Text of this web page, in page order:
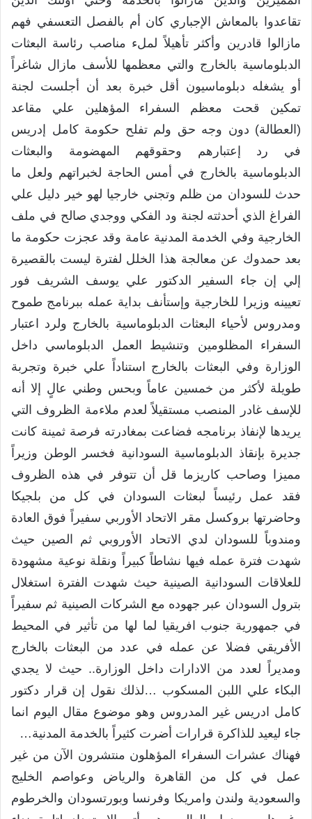
تقاعدوا بالمعاش الإجباري كان أم بالفصل التعسفي فهم
مازالوا قادرين وأكثر تأهيلاً لملء مناصب رئاسة البعثات
الدبلوماسية بالخارج والتي معظمها للأسف مازال شاغراً
أو يشغله دبلوماسيون أقل خبرة بعد أن أجلست لجنة
تمكين قحت معظم السفراء المؤهلين علي مقاعد
(العطالة) دون وجه حق ولم تفلح حكومة كامل إدريس
في رد إعتبارهم وحقوقهم المهضومة والبعثات
الدبلوماسية بالخارج في أمس الحاجة لخبراتهم ولعل ما
حدث للسودان من ظلم وتجني خارجيا لهو خير دليل علي
الفراغ الذي أحدثته لجنة ود الفكي ووجدي صالح في ملف
الخارجية وفي الخدمة المدنية عامة وقد عجزت حكومة ما
بعد حمدوك عن معالجة هذا الخلل لفترة ليست بالقصيرة
إلي إن جاء السفير الدكتور علي يوسف الشريف فور
تعيينه وزيرا للخارجية وإستأنف بداية عمله ببرنامج طموح
ومدروس لأحياء البعثات الدبلوماسية بالخارج ولرد اعتبار
السفراء المظلومين وتنشيط العمل الدبلوماسي داخل
الوزارة وفي البعثات بالخارج استناداً علي خبرة وتجربة
طويلة لأكثر من خمسين عاماً وبحس وطني عالٍ إلا أنه
للإسف غادر المنصب مستقيلاً لعدم ملاءمة الظروف التي
يريدها لإنفاذ برنامجه فضاعت بمغادرته فرصة ثمينة كانت
جديرة بإنقاذ الدبلوماسية السودانية فخسر الوطن وزيراً
مميزا وصاحب كاريزما قل أن تتوفر في هذه الظروف
فقد عمل رئيساً لبعثات السودان في كل من بلجيكا
وحاضرتها بروكسل مقر الاتحاد الأوربي سفيراً فوق العادة
ومندوباً للسودان لدي الاتحاد الأوروبي ثم الصين حيث
شهدت فترة عمله فيها نشاطاً كبيراً ونقلة نوعية مشهودة
للعلاقات السودانية الصينية حيث شهدت الفترة استغلال
بترول السودان عبر جهوده مع الشركات الصينية ثم سفيراً
في جمهورية جنوب افريقيا لما لها من تأثير في المحيط
الأفريقي فضلا عن عمله في عدد من البعثات بالخارج
ومديراً لعدد من الادارات داخل الوزارة.. حيث لا يجدي
البكاء علي اللبن المسكوب …لذلك نقول إن قرار دكتور
كامل ادريس غير المدروس وهو موضوع مقال اليوم انما
جاء ليعيد للذاكرة قرارات أضرت كثيراً بالخدمة المدنية…
فهناك عشرات السفراء المؤهلون منتشرون الآن من غير
عمل في كل من القاهرة والرياض وعواصم الخليج
والسعودية ولندن وامريكا وفرنسا وبورتسودان والخرطوم